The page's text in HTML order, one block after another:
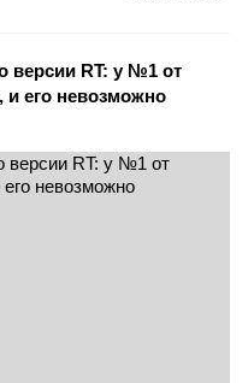
RT: у №1 от
и его невозможно